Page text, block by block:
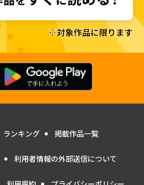
ランキング 掲載作品一覧
利用者情報の外部送信について